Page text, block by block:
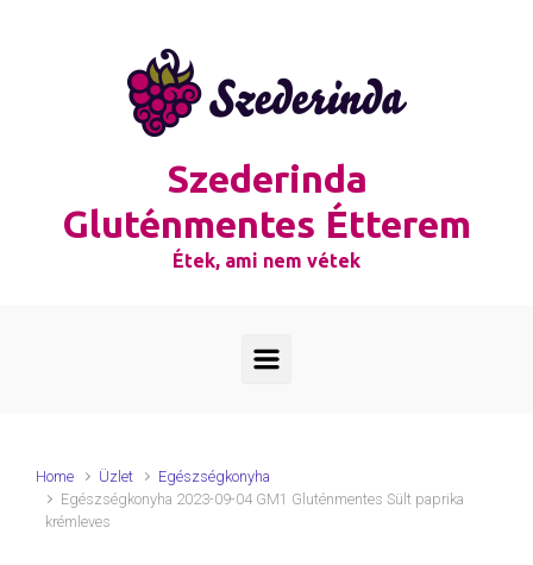
Szederinda
Gluténmentes Étterem
Étek, ami nem vétek
Home Üzlet
Egészségkonyha
Egészségkonyha 2023-09-04 GM1 Gluténmentes Sült paprika
krémleves